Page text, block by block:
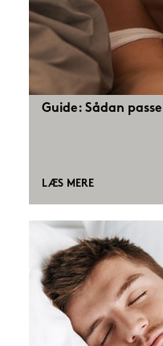
Guide: Sådan
LÆS MERE